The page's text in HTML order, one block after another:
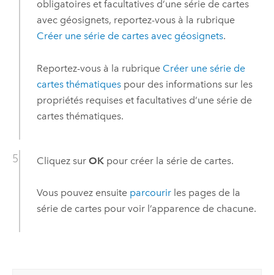
obligatoires et facultatives d’une série de cartes
avec géosignets, reportez-vous à la rubrique
Créer une série de cartes avec géosignets.
Reportez-vous à la rubrique Créer une série de
cartes thématiquespour des informations sur les
propriétés requises et facultatives d’une série de
cartes thématiques.
Cliquez sur OKpour créer la série de cartes.
Vous pouvez ensuite parcourirles pages de la
série de cartes pour voir l’apparence de chacune.